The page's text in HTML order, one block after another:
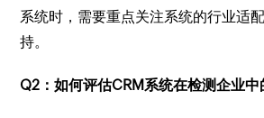
系统时，需要重点关注系统的行业适
持。
Q2：如何评估CRM系统在检测企业中